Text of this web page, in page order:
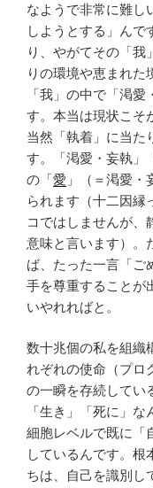
なようで非常に難し
しようとする」んで
り、やがてその「我
りの環境や恵まれた
「我」の中で「渇
す。本当は現状こそ
当然「執着」に当た
す。「渇愛・妄執」
の「愛 」（＝渇愛・
られます（十二因縁
コではしませんが、
意味と言います）。
ば、たった一言「ご
手を尊重することが
いやれればと。
数十兆個の私を組織
れぞれの使命（プロ
の一瞬を存続してい
「生き」「死に」
細胞レベルで既に「
しているんです。根
ちは、自己を識別し